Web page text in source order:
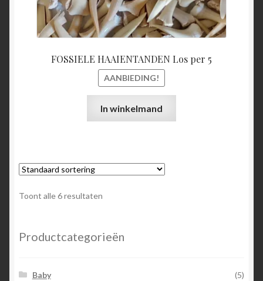
FOSSIELE HAAIENTANDEN Los per 5
AANBIEDING!
In winkelmand
Toont alle 6 resultaten
Productcategorieën
Baby
(5)